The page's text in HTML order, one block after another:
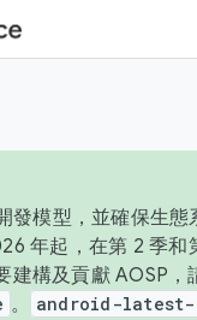
發模型，並確保生態
年起，在第 2 季和
建構及貢獻 AOSP，
。 android-latest-